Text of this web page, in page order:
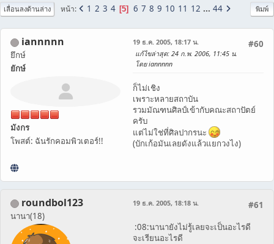
พิมพ์
เลื่อนลงด้านล่าง หน้า 1 2 3 4 5 6 7 8 9 10 11 12 ... 44
iannnnn
ยึกษ์
ยักษ์
มังกร
โพสต์: ฉันรักคอมพิวเตอร์!!
#60
19 ธ.ค. 2005, 18:17 น.
แก้ไขล่าสุด: 24 ก.พ. 2006, 11:45 น.
โดย iannnnn
ก็ไม่เชิง
เพราะหลายสถาบัน
รวมมัณฑนศิลป์เข้ากับคณะสถาปัตย์
ครับ
แต่ไม่ใช่ที่ศิลปากรนะ
(บักเก้อมันเลยดังแล้วแยกวงไง)
roundbol123
นานา(18)
#61
19 ธ.ค. 2005, 18:18 น.
:08:นานายังไม่รู้เลยจะเป็นอะไรดี
จะเรียนอะไรดี